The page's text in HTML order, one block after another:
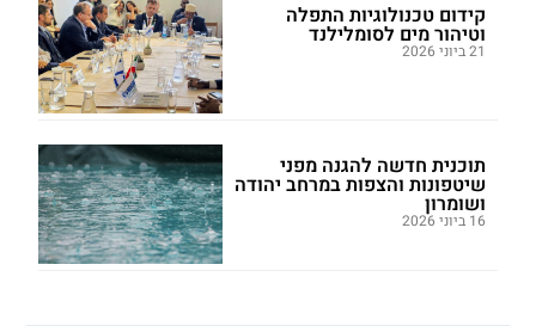
קידום טכנולוגיות התפלה
וטיהור מים לסומלילנד
21 ביוני 2026
תוכנית חדשה להגנה מפני
שיטפונות והצפות במרחב יהודה
ושומרון
16 ביוני 2026